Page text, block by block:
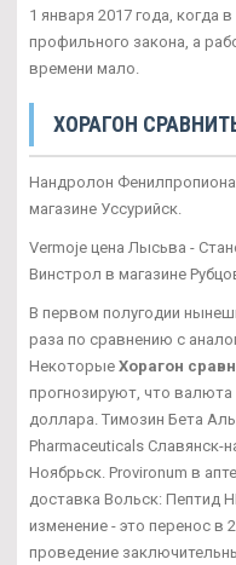
1 января 2017 года, когда
профильного закона, а
времени мало.
ХОРАГОН
Нандролон
магазине Уссурийск.
Vermoje цена Лысьва -
Винстрол в магазине
В первом полугодии
раза по сравнению с
Некоторые Хорагон
прогнозируют, что
доллара. Tимозин Бета
Pharmaceuticals Славянск-
Ноябрьск. Provironum в
доставка Вольск: Пептид
изменение - это перенос в
проведение